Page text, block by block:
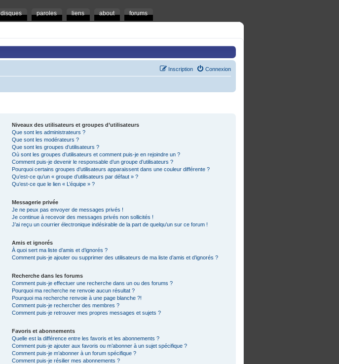
disques paroles liens about forums
Connexion
Inscription
Niveaux des utilisateurs et groupes d’utilisateurs
Que sont les administrateurs ?
Que sont les modérateurs ?
Que sont les groupes d’utilisateurs ?
Où sont les groupes d’utilisateurs et comment puis-je en rejoindre un ?
Comment puis-je devenir le responsable d’un groupe d’utilisateurs ?
Pourquoi certains groupes d’utilisateurs apparaissent dans une couleur différente ?
Qu’est-ce qu’un « groupe d’utilisateurs par défaut » ?
Qu’est-ce que le lien « L’équipe » ?
Messagerie privée
Je ne peux pas envoyer de messages privés !
Je continue à recevoir des messages privés non sollicités !
J’ai reçu un courrier électronique indésirable de la part de quelqu’un sur ce forum !
Amis et ignorés
À quoi sert ma liste d’amis et d’ignorés ?
Comment puis-je ajouter ou supprimer des utilisateurs de ma liste d’amis et d’ignorés ?
Recherche dans les forums
Comment puis-je effectuer une recherche dans un ou des forums ?
Pourquoi ma recherche ne renvoie aucun résultat ?
Pourquoi ma recherche renvoie à une page blanche ?!
Comment puis-je rechercher des membres ?
Comment puis-je retrouver mes propres messages et sujets ?
Favoris et abonnements
Quelle est la différence entre les favoris et les abonnements ?
Comment puis-je ajouter aux favoris ou m’abonner à un sujet spécifique ?
Comment puis-je m’abonner à un forum spécifique ?
Comment puis-je résilier mes abonnements ?